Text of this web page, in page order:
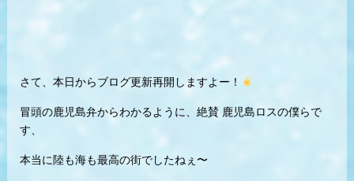
さて、本日からブログ更新再開しますよー！
冒頭の鹿児島弁からわかるように、絶賛 鹿児島ロスの僕らで
す、
本当に陸も海も最高の街でしたねぇ〜